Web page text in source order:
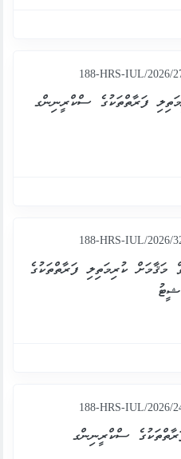
188-HRS-IUL/2026/
ފަރާތްތަކުގެ ސްކްރީނިންގ
188-HRS-IUL/2026/
ކުރިމަތިލި ފަރާތްތަކުގެ
188-HRS-IUL/2026/
ސްކްރީނިންގ